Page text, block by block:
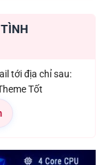
tới địa chỉ sau:
Tốt